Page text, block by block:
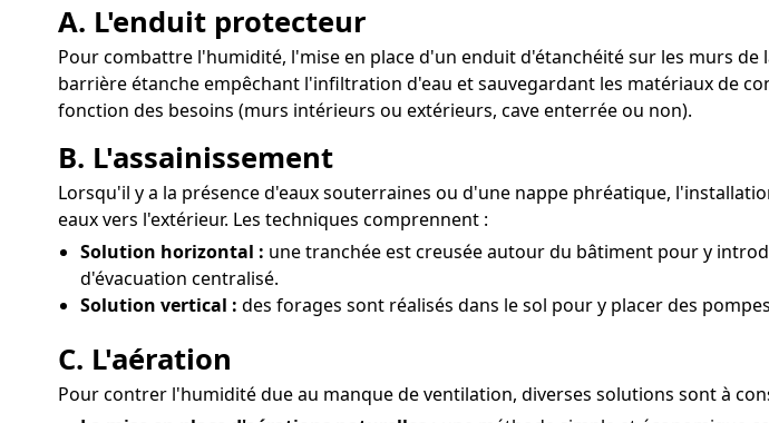
A. L'enduit protecteur
Pour combattre l'humidité, l'mise en place d'un enduit d'étanchéité sur les murs
barrière étanche empêchant l'infiltration d'eau et sauvegardant les matériaux de
fonction des besoins (murs intérieurs ou extérieurs, cave enterrée ou non).
B. L'assainissement
Lorsqu'il y a la présence d'eaux souterraines ou d'une nappe phréatique,
eaux vers l'extérieur. Les techniques comprennent :
Solution horizontal : une tranchée est creusée autour du bâtiment pour y
d'évacuation centralisé.
Solution vertical : des forages sont réalisés dans le sol pour y placer des
C. L'aération
Pour contrer l'humidité due au manque de ventilation, diverses solutions sont à